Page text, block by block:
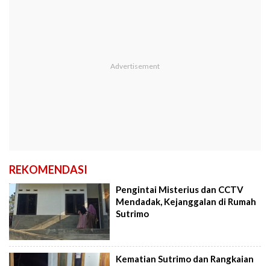
REKOMENDASI
Pengintai Misterius dan CCTV
Mendadak, Kejanggalan di Rumah
Sutrimo
Kematian Sutrimo dan Rangkaian